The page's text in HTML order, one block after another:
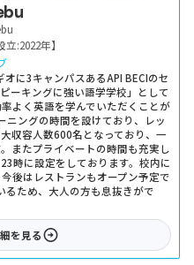
立:2022年】
に3キャンパスあるAPI BECIのセ
ーキングに強い語学学校」として
よく英語を学んでいただくことが
ニングの時間を設けており、レッ
収容人数600名となっており、一
またプライベートの時間も充実し
時に設定をしております。校内に
後はレストランもオープン予定で
るため、大人の方も息抜きがで
を見る